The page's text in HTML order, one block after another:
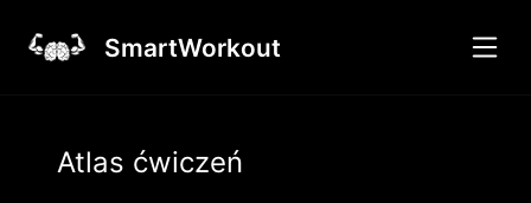
SmartWorkout
Atlas ćwiczeń